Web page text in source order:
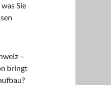
Sie
–
bringt